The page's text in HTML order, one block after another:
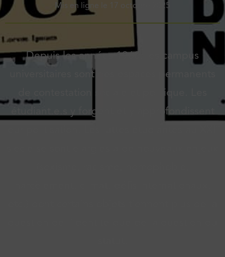
Mis en ligne le 17 octobre 2025
Depuis les années 1960, les campus
universitaires sont des espaces permanents
de contestation sociale et politique. Les
étudiant.e.s y forgent et y approfondissent